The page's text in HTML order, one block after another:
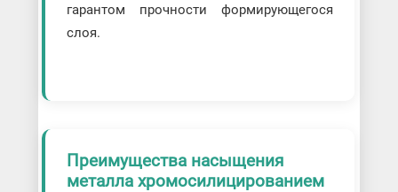
гарантом прочности формирующегося
слоя.
Преимущества насыщения
металла хромосилицированием